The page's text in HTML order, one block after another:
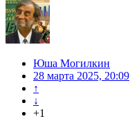
Юша Могилкин
28 марта 2025, 20:09
↑
↓
+1